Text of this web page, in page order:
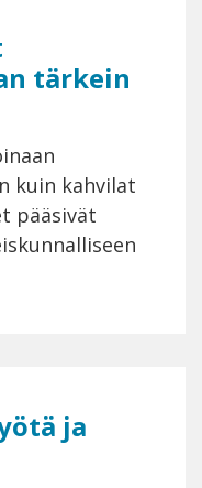
tärkein
kuin kahvilat
pääsivät
ja